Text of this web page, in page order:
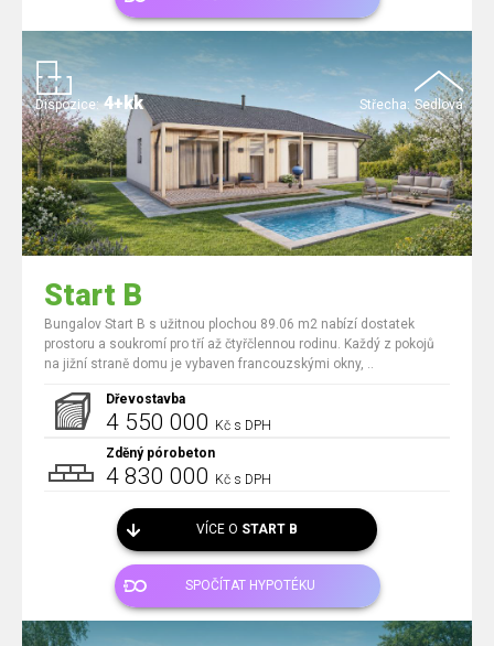
Střecha: Sedlová
Dispozice: 4+kk
Start B
Bungalov Start B s užitnou plochou 89.06 m2 nabízí dostatek
prostoru a soukromí pro tří až čtyřčlennou rodinu. Každý z pokojů
na jižní straně domu je vybaven francouzskými okny, ..
Dřevostavba
4 550 000 Kč s DPH
Zděný pórobeton
4 830 000 Kč s DPH
VÍCE O START B
SPOČÍTAT HYPOTÉKU